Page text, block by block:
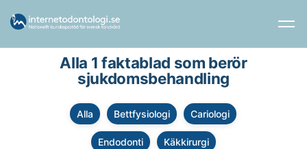
Alla 1 faktablad som berör
sjukdomsbehandling
Alla Bettfysiologi Cariologi
Endodonti Käkkirurgi